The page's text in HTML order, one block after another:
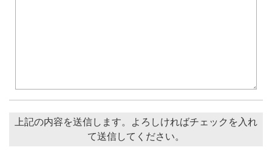
上記の内容を送信します。よろしければチェックを入れ
て送信してください。